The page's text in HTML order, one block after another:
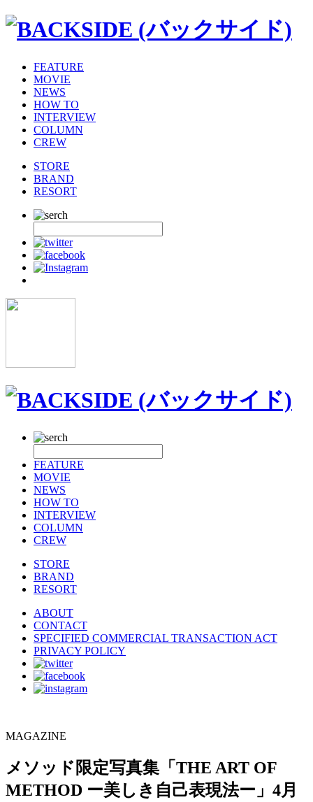
FEATURE
MOVIE
NEWS
HOW TO
INTERVIEW
COLUMN
CREW
STORE
BRAND
RESORT
FEATURE
MOVIE
NEWS
HOW TO
INTERVIEW
COLUMN
CREW
STORE
BRAND
RESORT
ABOUT
CONTACT
SPECIFIED COMMERCIAL TRANSACTION ACT
PRIVACY POLICY
MAGAZINE
メソッド限定写真集「THE ART OF
METHOD ー美しき自己表現法ー」4月